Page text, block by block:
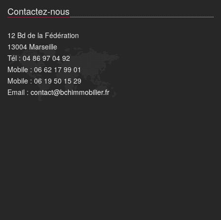
Contactez-nous
12 Bd de la Fédération
13004 Marseille
Tél : 04 86 97 04 92
Mobile : 06 62 17 99 01
Mobile : 06 19 50 15 29
Email : contact@bchimmobilier.fr